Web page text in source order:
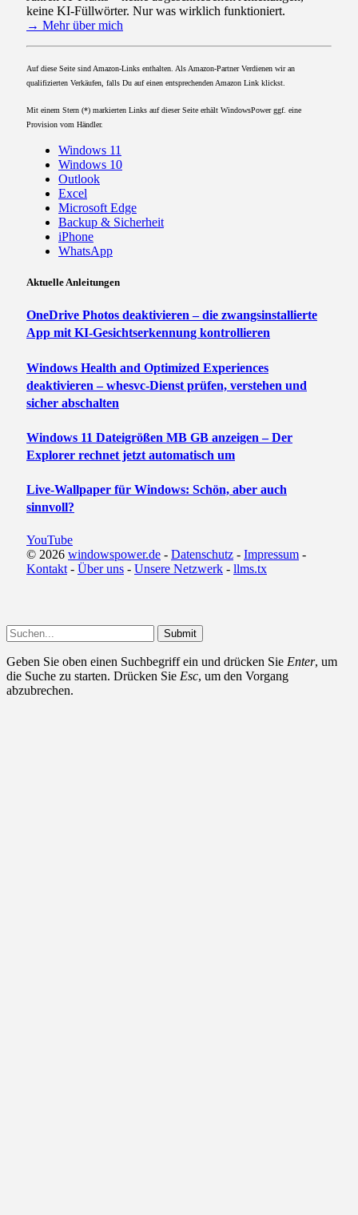
keine KI-Füllwörter. Nur was wirklich funktioniert.
→ Mehr über mich
Auf diese Seite sind Amazon-Links enthalten. Als Amazon-Partner Verdienen wir an
qualifizierten Verkäufen, falls Du auf einen entsprechenden Amazon Link klickst.
Mit einem Stern (*) markierten Links auf dieser Seite erhält WindowsPower ggf. eine
Provision vom Händler.
Windows 11
Windows 10
Outlook
Excel
Microsoft Edge
Backup & Sicherheit
iPhone
WhatsApp
Aktuelle Anleitungen
OneDrive Photos deaktivieren – die zwangsinstallierte
App mit KI-Gesichtserkennung kontrollieren
Windows Health and Optimized Experiences
deaktivieren – whesvc-Dienst prüfen, verstehen und
sicher abschalten
Windows 11 Dateigrößen MB GB anzeigen – Der
Explorer rechnet jetzt automatisch um
Live-Wallpaper für Windows: Schön, aber auch
sinnvoll?
YouTube
© 2026 windowspower.de - Datenschutz - Impressum -
Kontakt- Über uns - Unsere Netzwerk - llms.tx
Submit
Geben Sie oben einen Suchbegriff ein und drücken Sie Enter, um
die Suche zu starten. Drücken Sie Esc, um den Vorgang
abzubrechen.